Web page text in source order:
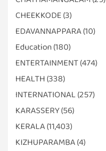
CHEEKKODE (3)
EDAVANNAPPARA(10)
Education (180)
ENTERTAINMENT(474)
HEALTH (338)
INTERNATIONAL (257)
KARASSERY(56)
KERALA(11,403)
KIZHUPARAMBA(4)